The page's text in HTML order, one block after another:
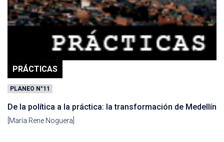
PRÁCTICAS
PLANEO N°11
De la política a la práctica: la transformación de Medellín
[María Rene Noguera]